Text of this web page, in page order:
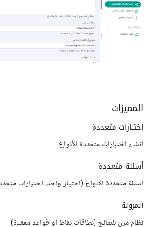
المميزات
اختبارات متعددة
إنشاء اختبارات متعددة الأنواع
أسئلة متعددة
أسئلة متعددة الأنواع (اختيار واحد، اختيارات
المرونة
نظام مرن للنتائج (نطاقات نقاط أو قواعد معقدة)